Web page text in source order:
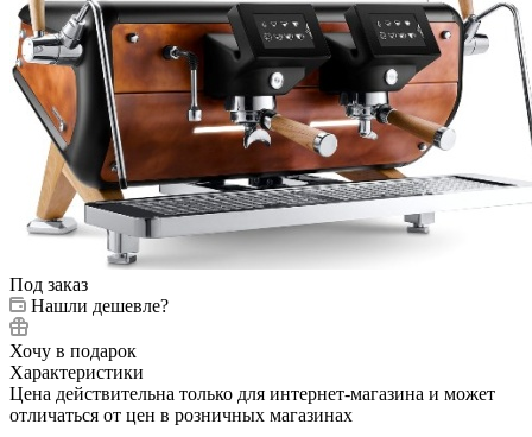
Под заказ
Нашли дешевле?
Хочу в подарок
Характеристики
Цена действительна только для интернет-магазина и может
отличаться от цен в розничных магазинах